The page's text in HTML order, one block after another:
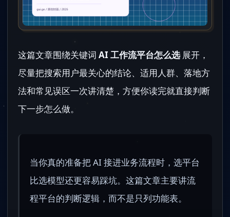
这篇文章围绕关键词 AI 工作流平台怎么选展开，
尽量把搜索用户最关心的结论、适用人群、落地方
法和常见误区一次讲清楚，方便你读完就直接判断
下一步怎么做。
当你真的准备把 AI 接进业务流程时，选平台
比选模型还更容易踩坑。这篇文章主要讲流
程平台的判断逻辑，而不是只列功能表。